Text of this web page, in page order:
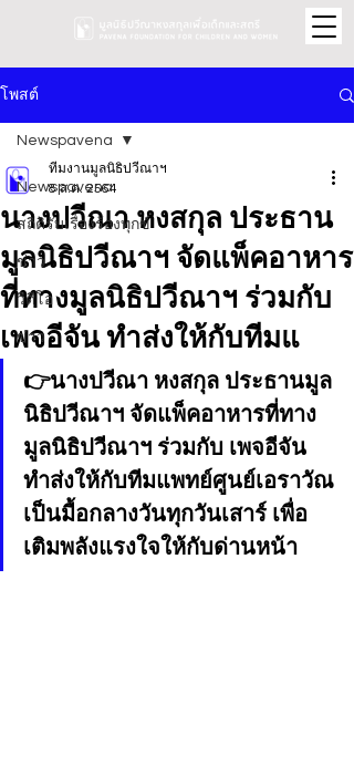
โพสต์
Newspavena
สถิติรับเรื่องร้องทุกข์
ข่าว
วิดีโอ
ข่าว
Newspavena
นางปวีณา หงสกุล ประธาน
มูลนิธิปวีณาฯ จัดแพ็คอาหาร
ที่ทางมูลนิธิปวีณาฯ ร่วมกับ
เพจอีจัน ทำส่งให้กับทีมแ
ทีมงานมูลนิธิปวีณาฯ
8 ส.ค. 2564
👉นางปวีณา หงสกุล ประธานมูล
นิธิปวีณาฯ จัดแพ็คอาหารที่ทาง
มูลนิธิปวีณาฯ ร่วมกับ เพจอีจัน
ทำส่งให้กับทีมแพทย์ศูนย์เอราวัณ
เป็นมื้อกลางวันทุกวันเสาร์ เพื่อ
เติมพลังแรงใจให้กับด่านหน้า